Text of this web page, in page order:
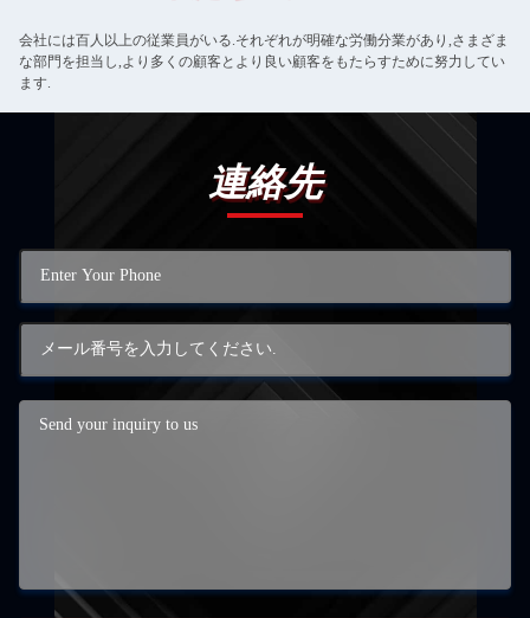
会社には百人以上の従業員がいる.それぞれが明確な労働分業があり,さまざま
な部門を担当し,より多くの顧客とより良い顧客をもたらすために努力してい
ます.
連絡先